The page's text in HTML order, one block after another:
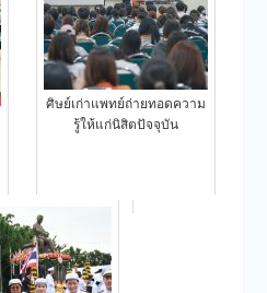
ศิษย์เก่าแพทย์ถ่ายทอดความ
รู้ให้แก่นิสิตปัจจุบัน